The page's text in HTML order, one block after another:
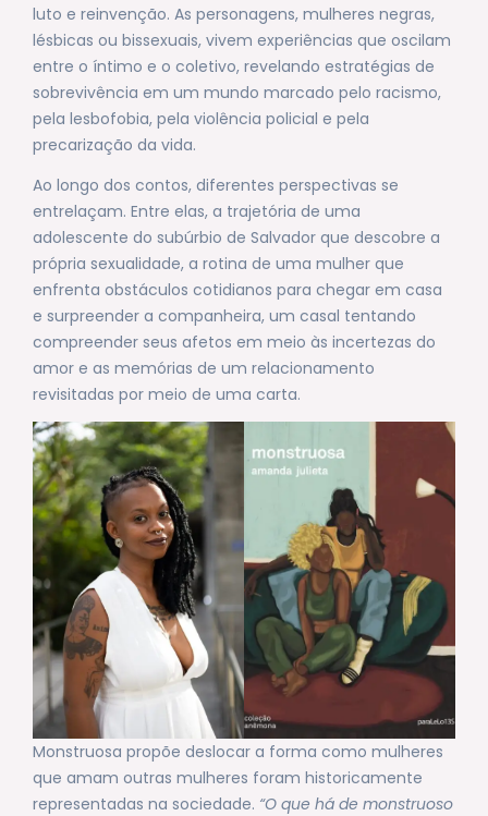
luto e reinvenção. As personagens, mulheres negras,
lésbicas ou bissexuais, vivem experiências que oscilam
entre o íntimo e o coletivo, revelando estratégias de
sobrevivência em um mundo marcado pelo racismo,
pela lesbofobia, pela violência policial e pela
precarização da vida.
Ao longo dos contos, diferentes perspectivas se
entrelaçam. Entre elas, a trajetória de uma
adolescente do subúrbio de Salvador que descobre a
própria sexualidade, a rotina de uma mulher que
enfrenta obstáculos cotidianos para chegar em casa
e surpreender a companheira, um casal tentando
compreender seus afetos em meio às incertezas do
amor e as memórias de um relacionamento
revisitadas por meio de uma carta.
Monstruosa propõe deslocar a forma como mulheres
que amam outras mulheres foram historicamente
representadas na sociedade. “O que há de monstruoso